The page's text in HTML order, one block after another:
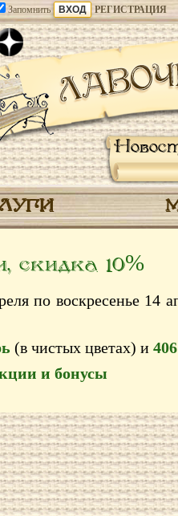
Запомнить РЕГИСТРАЦИЯ
скидка 10%
по воскресенье 14
(в чистых цветах) и
и бонусы